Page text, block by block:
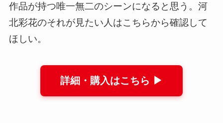
作品が持つ唯一無二のシーンになると思う。河
北彩花のそれが見たい人はこちらから確認して
ほしい。
詳細・購入はこちら ▶